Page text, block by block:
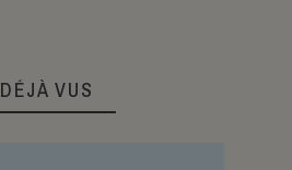
DÉJÀ VUS